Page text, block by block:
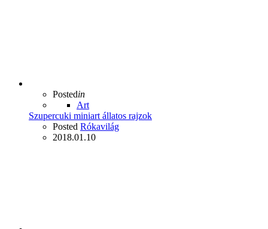
Postedin
Art
Szupercuki miniart állatos rajzok
Posted Rókavilág
2018.01.10